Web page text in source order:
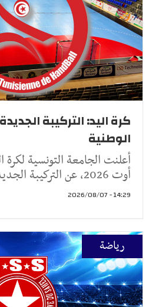
كرة اليد: التركيبة
الوطنية
أوت 2026، عن التركيبة الجديدة لمكتب الرابطة الو
14:29 - 2026/08/07
رياضة